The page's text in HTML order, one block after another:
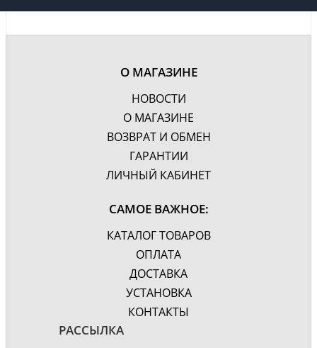
О МАГАЗИНЕ
НОВОСТИ
О МАГАЗИНЕ
ВОЗВРАТ И ОБМЕН
ГАРАНТИИ
ЛИЧНЫЙ КАБИНЕТ
САМОЕ ВАЖНОЕ:
КАТАЛОГ ТОВАРОВ
ОПЛАТА
ДОСТАВКА
УСТАНОВКА
КОНТАКТЫ
РАССЫЛКА